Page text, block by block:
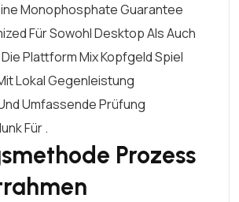
Monophosphate Guarantee
Für Sowohl Desktop Als Auch
Plattform Mix Kopfgeld Spiel
Lokal Gegenleistung
Umfassende Prüfung
Für .
Prozess